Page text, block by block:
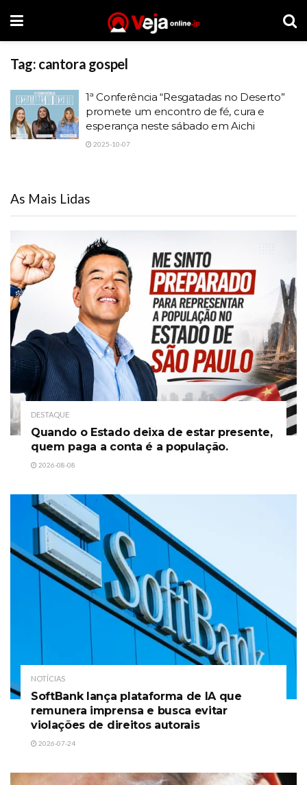
Tag: cantora gospel
1ª Conferência “Resgatadas no Deserto”
promete um encontro de fé, cura e
esperança neste sábado em Aichi
2025-10-07
As Mais Lidas
DESTAQUE
Quando o Estado deixa de estar presente,
quem paga a conta é a população.
2026-08-08
NOTÍCIAS
SoftBank lança plataforma de IA que
remunera imprensa e busca evitar
violações de direitos autorais
2026-07-24